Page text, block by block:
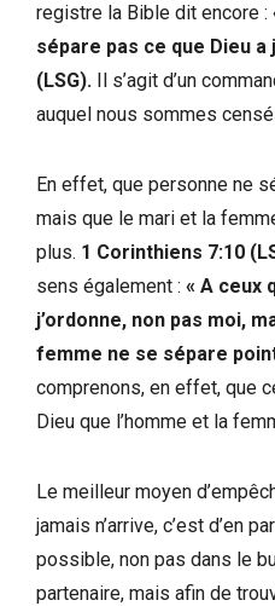
registre la Bible dit encore :
sépare pas ce que Dieu a
(LSG). Il s’agit d’un
auquel nous sommes
En effet, que personne ne
mais que le mari et la
plus. 1 Corinthiens 7:10
sens également : « A ceux
j’ordonne, non pas moi,
femme ne se sépare
comprenons, en effet, que
Dieu que l’homme et la
Le meilleur moyen
jamais n’arrive, c’est d’en
possible, non pas dans le
partenaire, mais afin de